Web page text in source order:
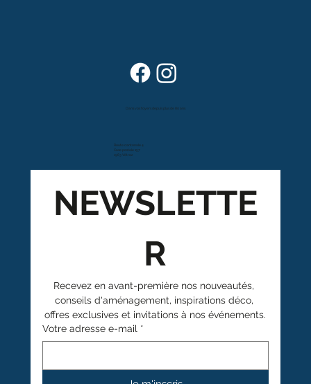
Route cantonale 4
Case postale 157
1963 Vétroz
Dans vos foyers depuis plus de 80 ans
NEWSLETTE
R
Recevez en avant-première nos nouveautés,
conseils d'aménagement, inspirations déco,
offres exclusives et invitations à nos événements.
Votre adresse e-mail *